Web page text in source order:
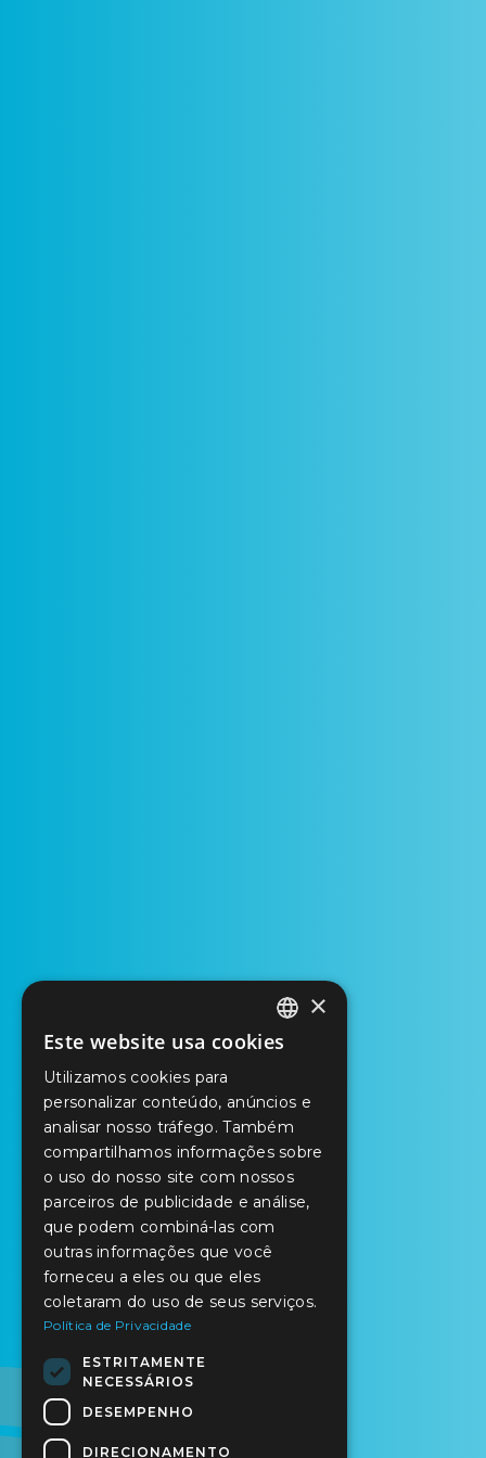
PORTUGUESE
ENGLISH
SPANISH
×
Este website usa cookies
Utilizamos cookies para
personalizar conteúdo, anúncios e
analisar nosso tráfego. Também
compartilhamos informações sobre
o uso do nosso site com nossos
parceiros de publicidade e análise,
que podem combiná-las com
outras informações que você
forneceu a eles ou que eles
coletaram do uso de seus serviços.
Política de Privacidade
ESTRITAMENTE
NECESSÁRIOS
DESEMPENHO
DIRECIONAMENTO